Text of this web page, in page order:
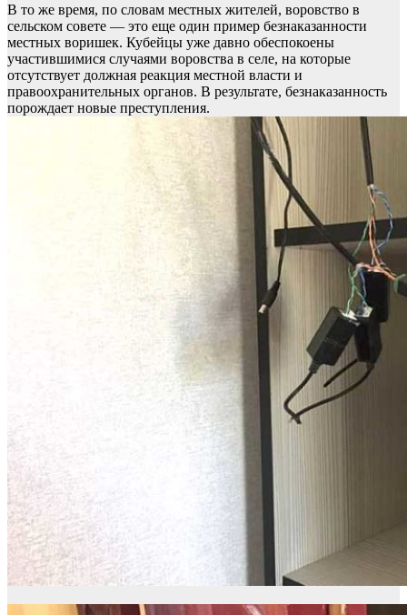
В то же время, по словам местных жителей, воровство в
сельском совете — это еще один пример безнаказанности
местных воришек. Кубейцы уже давно обеспокоены
участившимися случаями воровства в селе, на которые
отсутствует должная реакция местной власти и
правоохранительных органов. В результате, безнаказанность
порождает новые преступления.